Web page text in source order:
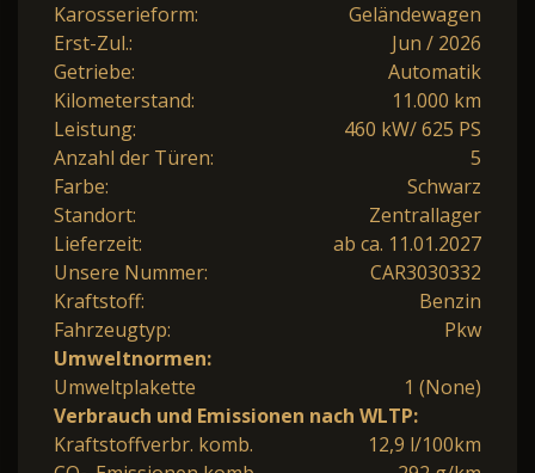
Karosserieform:
Geländewagen
Erst-Zul.:
Jun / 2026
Getriebe:
Automatik
Kilometerstand:
11.000 km
Leistung:
460 kW/ 625 PS
Anzahl der Türen:
5
Farbe:
Schwarz
Standort:
Zentrallager
Lieferzeit:
ab ca. 11.01.2027
Unsere Nummer:
CAR3030332
Kraftstoff:
Benzin
Fahrzeugtyp:
Pkw
Umweltnormen:
Umweltplakette
1 (None)
Verbrauch und Emissionen nach WLTP:
Kraftstoffverbr. komb.
12,9 l/100km